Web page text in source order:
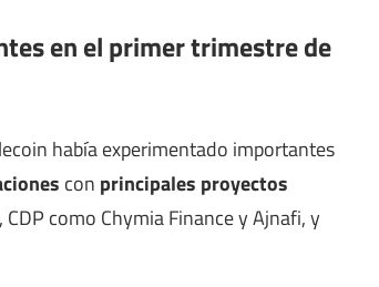
en el primer trimestre de
había experimentado importantes
con principales proyectos
como Chymia Finance y Ajnafi, y